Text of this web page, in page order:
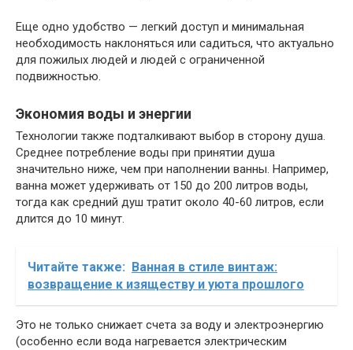
Еще одно удобство — легкий доступ и минимальная
необходимость наклоняться или садиться, что актуально
для пожилых людей и людей с ограниченной
подвижностью.
Экономия воды и энергии
Технологии также подталкивают выбор в сторону душа.
Среднее потребление воды при принятии душа
значительно ниже, чем при наполнении ванны. Например,
ванна может удерживать от 150 до 200 литров воды,
тогда как средний душ тратит около 40-60 литров, если
длится до 10 минут.
Читайте также:
Ванная в стиле винтаж:
возвращение к изяществу и уюта прошлого
Это не только снижает счета за воду и электроэнергию
(особенно если вода нагревается электрическим